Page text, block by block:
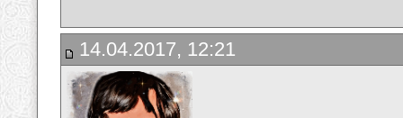
14.04.2017, 12:21